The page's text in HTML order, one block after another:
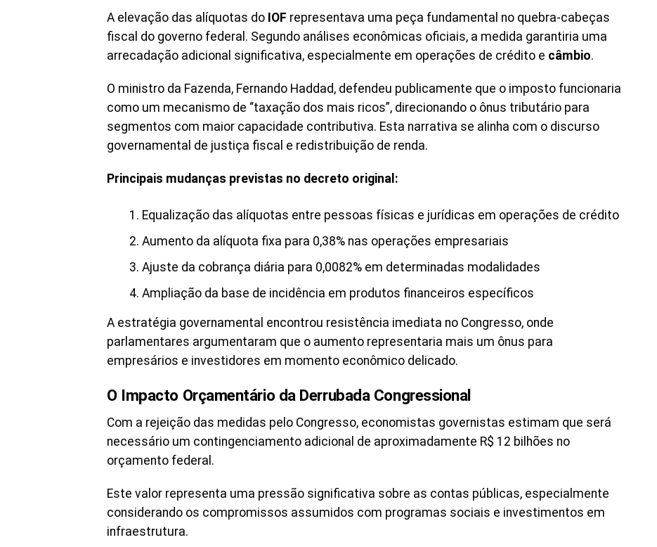
A elevação das alíquotas do IOF representava uma peça fundamental no quebra-cabeças
fiscal do governo federal. Segundo análises econômicas oficiais, a medida garantiria uma
arrecadação adicional significativa, especialmente em operações de crédito e câmbio.
O ministro da Fazenda, Fernando Haddad, defendeu publicamente que o imposto funcionaria
como um mecanismo de “taxação dos mais ricos”, direcionando o ônus tributário para
segmentos com maior capacidade contributiva. Esta narrativa se alinha com o discurso
governamental de justiça fiscal e redistribuição de renda.
Principais mudanças previstas no decreto original:
Equalização das alíquotas entre pessoas físicas e jurídicas em operações de crédito
Aumento da alíquota fixa para 0,38% nas operações empresariais
Ajuste da cobrança diária para 0,0082% em determinadas modalidades
Ampliação da base de incidência em produtos financeiros específicos
A estratégia governamental encontrou resistência imediata no Congresso, onde
parlamentares argumentaram que o aumento representaria mais um ônus para
empresários e investidores em momento econômico delicado.
O Impacto Orçamentário da Derrubada Congressional
Com a rejeição das medidas pelo Congresso, economistas governistas estimam que será
necessário um contingenciamento adicional de aproximadamente R$ 12 bilhões no
orçamento federal.
Este valor representa uma pressão significativa sobre as contas públicas, especialmente
considerando os compromissos assumidos com programas sociais e investimentos em
infraestrutura.